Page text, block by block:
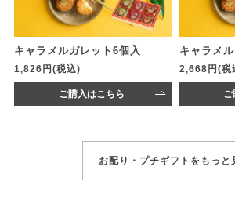
キャラメルガレット6個入
1,826円(税込)
ご購入はこちら
キャラメ
2,668円(税
ご
お配り・プチギフトをもっと